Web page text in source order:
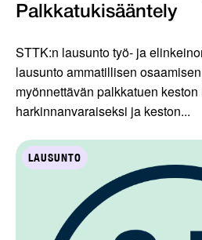
Palkkatukisääntely
STTK:n lausunto työ- ja
lausunto ammatillisen
myönnettävän palkkatuen
harkinnanvaraiseksi ja keston...
LAUSUNTO